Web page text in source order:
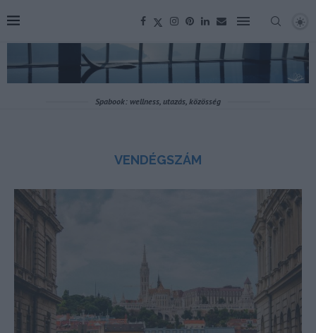
Spabook: wellness, utazás, közösség
VENDÉGSZÁM